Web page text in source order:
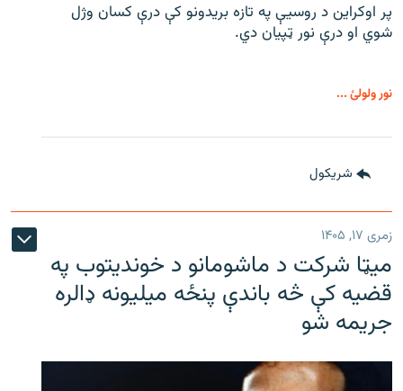
پر اوکراین د روسیې په تازه بریدونو کې درې کسان وژل
شوي او درې نور ټپیان دي.
نور ولولئ ...
شريکول
زمری ۱۷, ۱۴۰۵
میټا شرکت د ماشومانو د خوندیتوب په
قضیه کې څه باندې پنځه میلیونه ډالره
جریمه شو